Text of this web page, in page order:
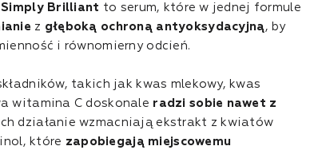
Simply Brilliant to serum, które w jednej formule
z głęboką ochroną antyoksydacyjną , by
i równomierny odcień.
takich jak kwas mlekowy, kwas
witamina C doskonale radzi sobie nawet z
działanie wzmacniają ekstrakt z kwiatów
które zapobiegają miejscowemu